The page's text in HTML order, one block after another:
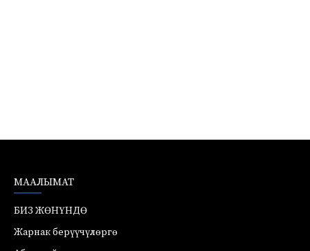
МААЛЫМАТ
БИЗ ЖӨНҮНДӨ
Жарнак берүүчүлөргө